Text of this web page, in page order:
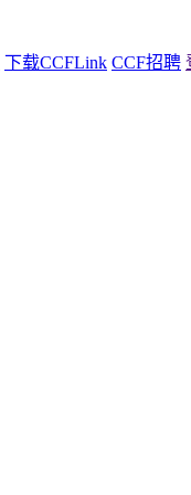
下载CCFLink CCF招聘